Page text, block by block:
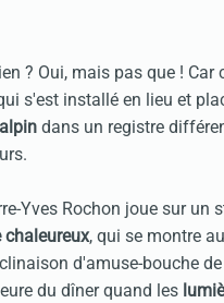
? Oui, mais pas que ! Car
s'est installé en lieu et
dans un registre
Yves Rochon joue sur un
chaleureux, qui se montre
d'amuse-bouche
du dîner quand les